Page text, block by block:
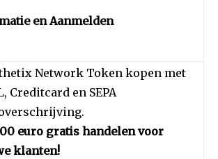
en Aanmelden
Network Token kopen met
Creditcard en SEPA
euro gratis handelen voor
klanten!